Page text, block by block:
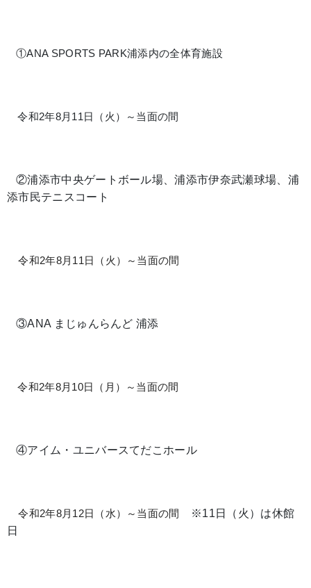
①ANA SPORTS PARK浦添内の全体育施設
令和2年8月11日（火）～当面の間
②浦添市中央ゲートボール場、浦添市伊奈武瀬球場、浦
添市民テニスコート
令和2年8月11日（火）～当面の間
③ANA まじゅんらんど 浦添
令和2年8月10日（月）～当面の間
④アイム・ユニバースてだこホール
令和2年8月12日（水）～当面の間
※11日（火）は休館
日